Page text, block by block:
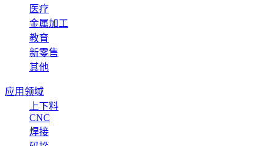
医疗
金属加工
教育
新零售
其他
应用领域
上下料
CNC
焊接